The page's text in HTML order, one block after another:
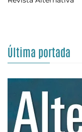
Última portada